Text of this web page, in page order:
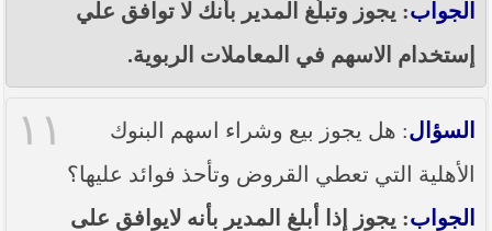
الجواب: يجوز وتبلّغ المدير بأنك لا توافق علي
إستخدام الاسهم في المعاملات الربوية.
١١ السؤال: هل يجوز بيع وشراء اسهم البنوك
الأهلية التي تعطي القروض وتأحذ فوائد عليها؟
الجواب: يجوز إذا أبلغ المدير بأنه لايوافق على